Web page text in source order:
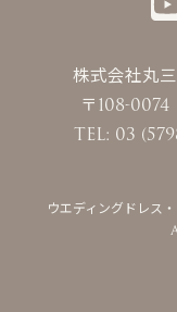
株式会社丸
〒108-
TEL: 03
ウエディングドレス